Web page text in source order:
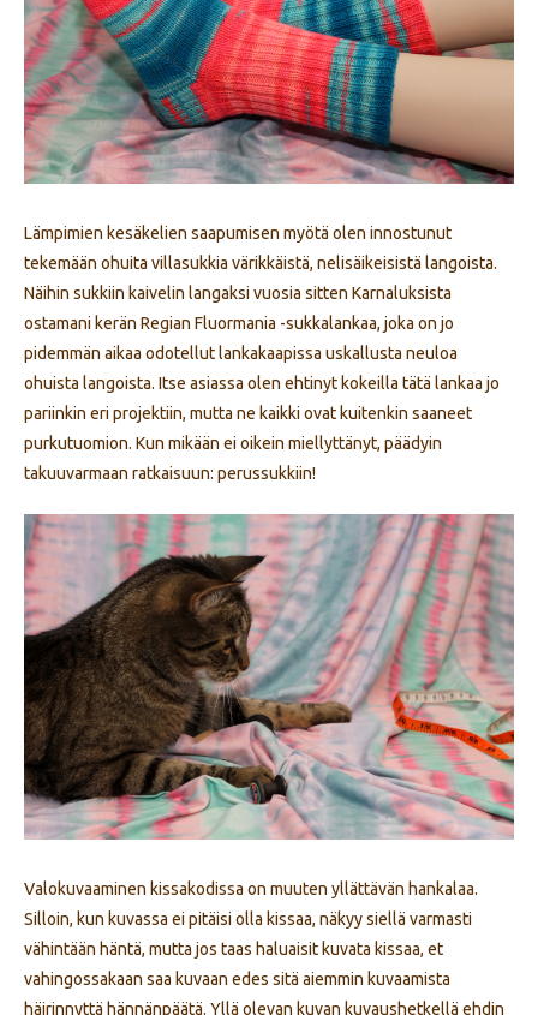
Lämpimien kesäkelien saapumisen myötä olen innostunut
tekemään ohuita villasukkia värikkäistä, nelisäikeisistä langoista.
Näihin sukkiin kaivelin langaksi vuosia sitten Karnaluksista
ostamani kerän Regian Fluormania -sukkalankaa, joka on jo
pidemmän aikaa odotellut lankakaapissa uskallusta neuloa
ohuista langoista. Itse asiassa olen ehtinyt kokeilla tätä lankaa jo
pariinkin eri projektiin, mutta ne kaikki ovat kuitenkin saaneet
purkutuomion. Kun mikään ei oikein miellyttänyt, päädyin
takuuvarmaan ratkaisuun: perussukkiin!
Valokuvaaminen kissakodissa on muuten yllättävän hankalaa.
Silloin, kun kuvassa ei pitäisi olla kissaa, näkyy siellä varmasti
vähintään häntä, mutta jos taas haluaisit kuvata kissaa, et
vahingossakaan saa kuvaan edes sitä aiemmin kuvaamista
häirinnyttä hännänpäätä. Yllä olevan kuvan kuvaushetkellä ehdin